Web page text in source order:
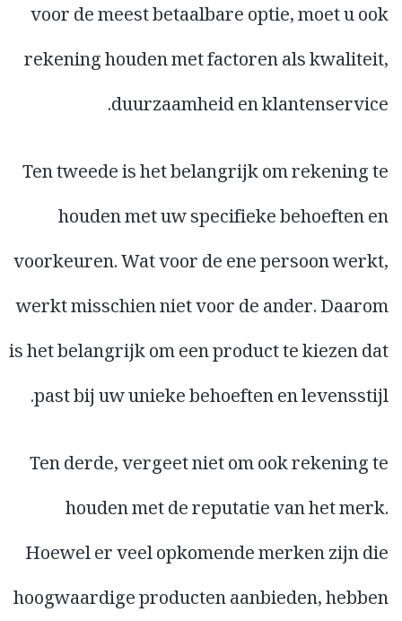
voor de meest betaalbare optie, moet u ook
rekening houden met factoren als kwaliteit,
duurzaamheid en klantenservice.
Ten tweede is het belangrijk om rekening te
houden met uw specifieke behoeften en
voorkeuren. Wat voor de ene persoon werkt,
werkt misschien niet voor de ander. Daarom
is het belangrijk om een product te kiezen dat
past bij uw unieke behoeften en levensstijl.
Ten derde, vergeet niet om ook rekening te
houden met de reputatie van het merk.
Hoewel er veel opkomende merken zijn die
hoogwaardige producten aanbieden, hebben